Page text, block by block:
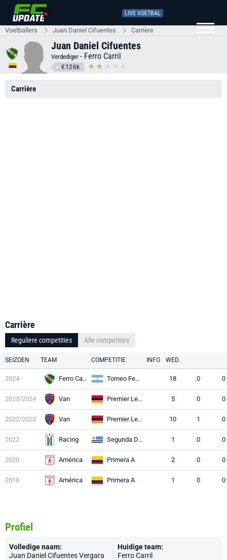
LIVE VOETBAL
Voetballers Juan Daniel Cifuentes Carrière
Juan Daniel Cifuentes
Verdediger - Ferro Carril
€126k
Carrière
Carrière
Reguliere competities Alle competities
SEIZOEN TEAM COMPETITIE INFO WED.
2024 Ferro Carril Torneo Federal A 18 0 0
2023/2024 Van Premier League 5 0 0
2022/2023 Van Premier League 10 1 0
2022 Racing Segunda División 1 0 0
2020 América Primera A 2 0 0
2018 América Primera A 1 0 0
Profiel
Volledige naam:
Juan Daniel Cifuentes Vergara
Huidige team:
Ferro Carril